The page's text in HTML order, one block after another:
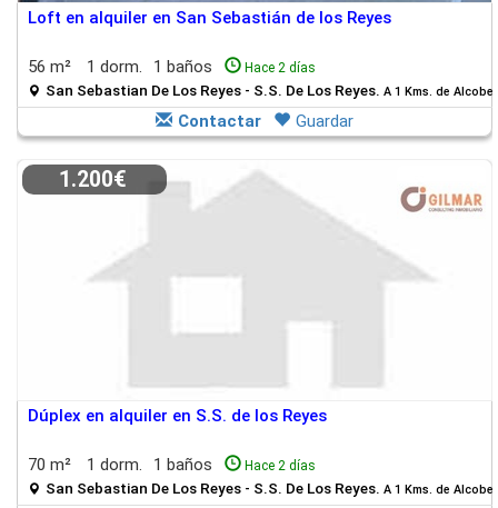
Loft en alquiler en San Sebastián de los Reyes
56 m² 1 dorm. 1 baños Hace 2 días
San Sebastian De Los Reyes - S.S. De Los Reyes. A 1 Kms. de
Contactar Guardar
1.200€
Dúplex en alquiler en S.S. de los Reyes
70 m² 1 dorm. 1 baños Hace 2 días
San Sebastian De Los Reyes - S.S. De Los Reyes. A 1 Kms. de